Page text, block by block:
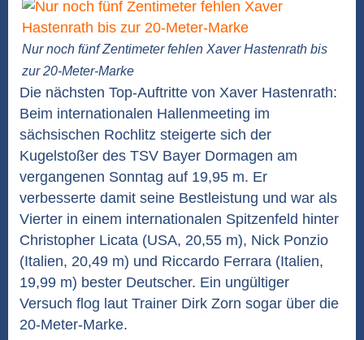
Nur noch fünf Zentimeter fehlen Xaver Hastenrath bis
zur 20-Meter-Marke
Die nächsten Top-Auftritte von Xaver Hastenrath:
Beim internationalen Hallenmeeting im
sächsischen Rochlitz steigerte sich der
Kugelstoßer des TSV Bayer Dormagen am
vergangenen Sonntag auf 19,95 m. Er
verbesserte damit seine Bestleistung und war als
Vierter in einem internationalen Spitzenfeld hinter
Christopher Licata (USA, 20,55 m), Nick Ponzio
(Italien, 20,49 m) und Riccardo Ferrara (Italien,
19,99 m) bester Deutscher. Ein ungültiger
Versuch flog laut Trainer Dirk Zorn sogar über die
20-Meter-Marke.